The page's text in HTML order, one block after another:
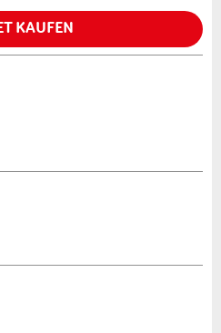
KAUFEN